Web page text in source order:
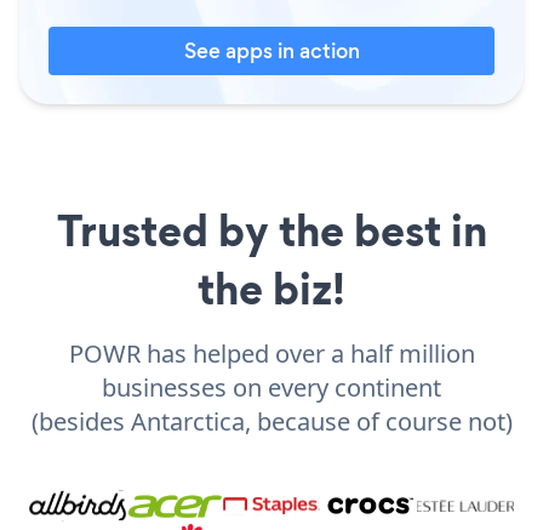
See apps in action
Trusted by the best in
the biz!
POWR has helped over a half million
businesses on every continent
(besides Antarctica, because of course not)